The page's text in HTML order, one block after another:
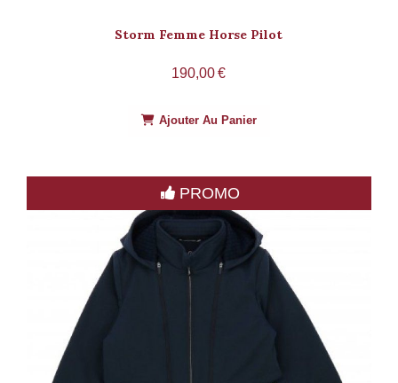
Storm Femme Horse Pilot
190,00€
Ajouter Au Panier
PROMO